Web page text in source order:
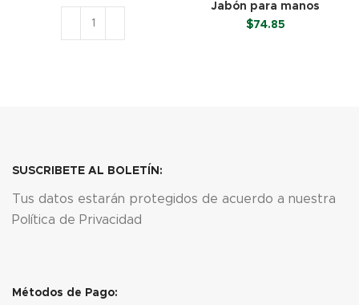
Jabón para manos
nacarado – Dab (1 gal)
$74.85
SUSCRIBETE AL BOLETÍN:
Tus datos estarán protegidos de acuerdo a nuestra
Política de Privacidad
Métodos de Pago: